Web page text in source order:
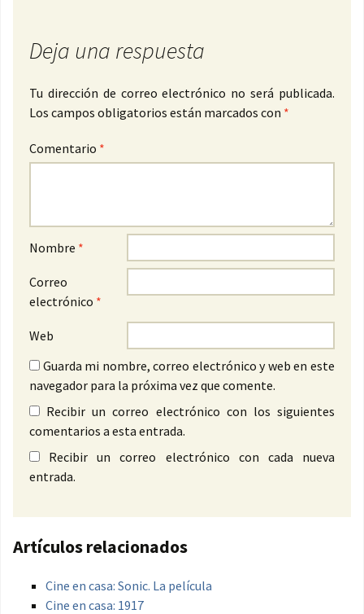
Deja una respuesta
Tu dirección de correo electrónico no será publicada.
Los campos obligatorios están marcados con *
Comentario *
Nombre *
Correo
electrónico *
Web
Guarda mi nombre, correo electrónico y web en este
navegador para la próxima vez que comente.
Recibir un correo electrónico con los siguientes
comentarios a esta entrada.
Recibir un correo electrónico con cada nueva
entrada.
Artículos relacionados
Cine en casa: Sonic. La película
Cine en casa: 1917